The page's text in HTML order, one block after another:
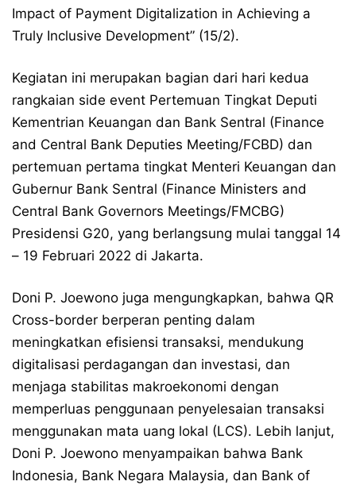
Impact of Payment Digitalization in Achieving a
Truly Inclusive Development” (15/2).
Kegiatan ini merupakan bagian dari hari kedua
rangkaian side event Pertemuan Tingkat Deputi
Kementrian Keuangan dan Bank Sentral (Finance
and Central Bank Deputies Meeting/FCBD) dan
pertemuan pertama tingkat Menteri Keuangan dan
Gubernur Bank Sentral (Finance Ministers and
Central Bank Governors Meetings/FMCBG)
Presidensi G20, yang berlangsung mulai tanggal 14
– 19 Februari 2022 di Jakarta.
Doni P. Joewono juga mengungkapkan, bahwa QR
Cross-border berperan penting dalam
meningkatkan efisiensi transaksi, mendukung
digitalisasi perdagangan dan investasi, dan
menjaga stabilitas makroekonomi dengan
memperluas penggunaan penyelesaian transaksi
menggunakan mata uang lokal (LCS). Lebih lanjut,
Doni P. Joewono menyampaikan bahwa Bank
Indonesia, Bank Negara Malaysia, dan Bank of